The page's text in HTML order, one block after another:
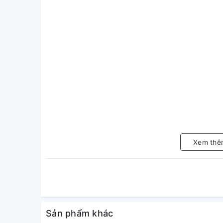
Xem
Sản phẩm khác